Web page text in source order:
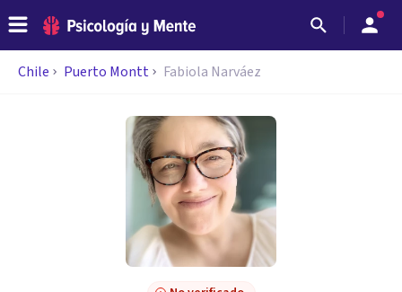
Chile Puerto Montt Fabiola Narváez